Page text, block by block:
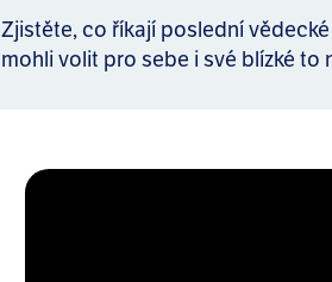
Zjistěte, co říkají poslední
mohli volit pro sebe i své blízké to